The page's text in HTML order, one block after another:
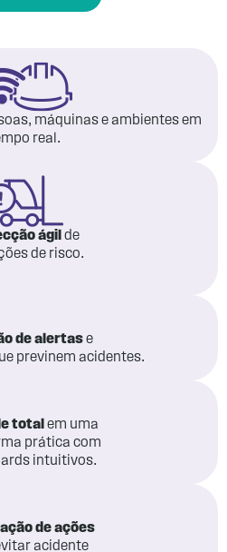
máquinas e ambientes em
real.
ágil de
de risco.
de alertase
previnem acidentes.
total em uma
prática com
intuitivos.
de ações
acidente